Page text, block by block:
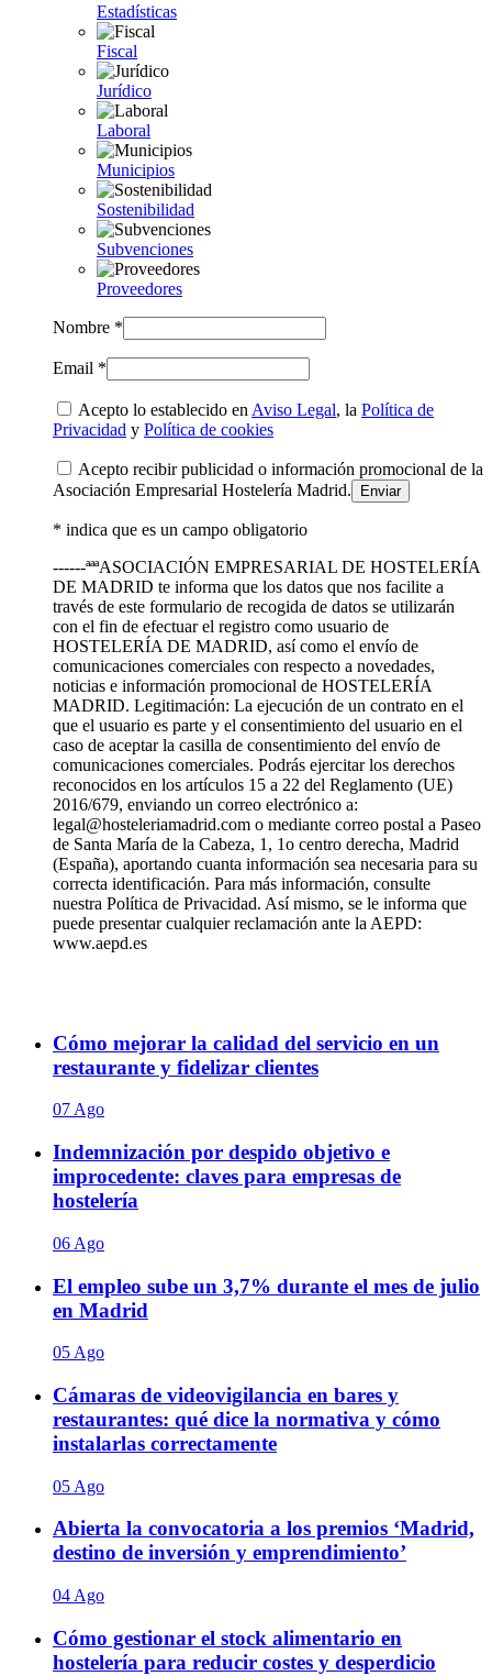
Estadísticas
Fiscal
Jurídico
Laboral
Municipios
Sostenibilidad
Subvenciones
Proveedores
Nombre *
Email *
Acepto lo establecido en Aviso Legal, la Política de
Privacidad y Política de cookies
Acepto recibir publicidad o información promocional de la
Asociación Empresarial Hostelería Madrid.
* indica que es un campo obligatorio
------ªªªASOCIACIÓN EMPRESARIAL DE HOSTELERÍA
DE MADRID te informa que los datos que nos facilite a
través de este formulario de recogida de datos se utilizarán
con el fin de efectuar el registro como usuario de
HOSTELERÍA DE MADRID, así como el envío de
comunicaciones comerciales con respecto a novedades,
noticias e información promocional de HOSTELERÍA
MADRID. Legitimación: La ejecución de un contrato en el
que el usuario es parte y el consentimiento del usuario en el
caso de aceptar la casilla de consentimiento del envío de
comunicaciones comerciales. Podrás ejercitar los derechos
reconocidos en los artículos 15 a 22 del Reglamento (UE)
2016/679, enviando un correo electrónico a:
legal@hosteleriamadrid.com o mediante correo postal a Paseo
de Santa María de la Cabeza, 1, 1o centro derecha, Madrid
(España), aportando cuanta información sea necesaria para su
correcta identificación. Para más información, consulte
nuestra Política de Privacidad. Así mismo, se le informa que
puede presentar cualquier reclamación ante la AEPD:
www.aepd.es
Cómo mejorar la calidad del servicio en un
restaurante y fidelizar clientes
07 Ago
Indemnización por despido objetivo e
improcedente: claves para empresas de
hostelería
06 Ago
El empleo sube un 3,7% durante el mes de julio
en Madrid
05 Ago
Cámaras de videovigilancia en bares y
restaurantes: qué dice la normativa y cómo
instalarlas correctamente
05 Ago
Abierta la convocatoria a los premios ‘Madrid,
destino de inversión y emprendimiento’
04 Ago
Cómo gestionar el stock alimentario en
hostelería para reducir costes y desperdicio